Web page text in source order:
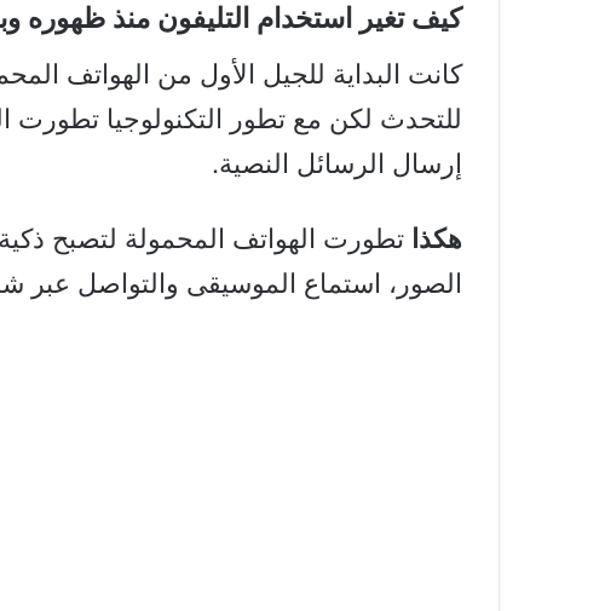
كيف تغير استخدام التليفون منذ ظهوره
كانت البداية للجيل الأول من الهواتف
للتحدث لكن مع تطور التكنولوجيا
إرسال الرسائل النصية.
هكذا تطورت الهواتف المحمولة لتصبح
الصور، استماع الموسيقى والتواصل عبر